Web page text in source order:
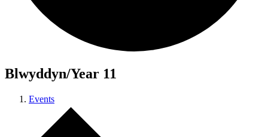
Blwyddyn/Year 11
Events